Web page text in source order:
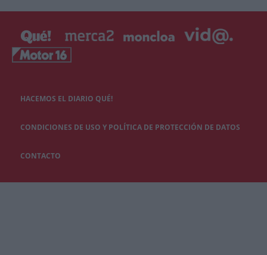
HACEMOS EL DIARIO QUÉ!
CONDICIONES DE USO Y POLÍTICA DE PROTECCIÓN DE DATOS
CONTACTO